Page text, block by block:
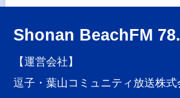
Shonan BeachFM
【運営会社】
逗子・葉山コミュニティ放送株式